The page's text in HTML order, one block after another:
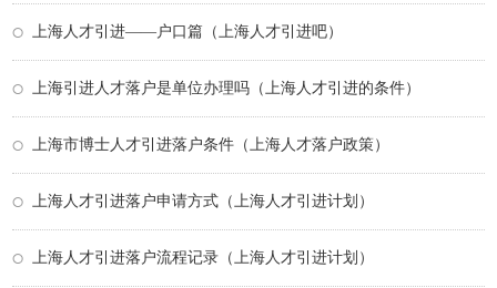
上海人才引进——户口篇（上海人才引进吧）
上海引进人才落户是单位办理吗（上海人才引进的条件）
上海市博士人才引进落户条件（上海人才落户政策）
上海人才引进落户申请方式（上海人才引进计划）
上海人才引进落户流程记录（上海人才引进计划）